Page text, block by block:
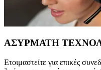
ΑΣΥΡΜΑΤΗ
Ετοιμαστείτε για επικές